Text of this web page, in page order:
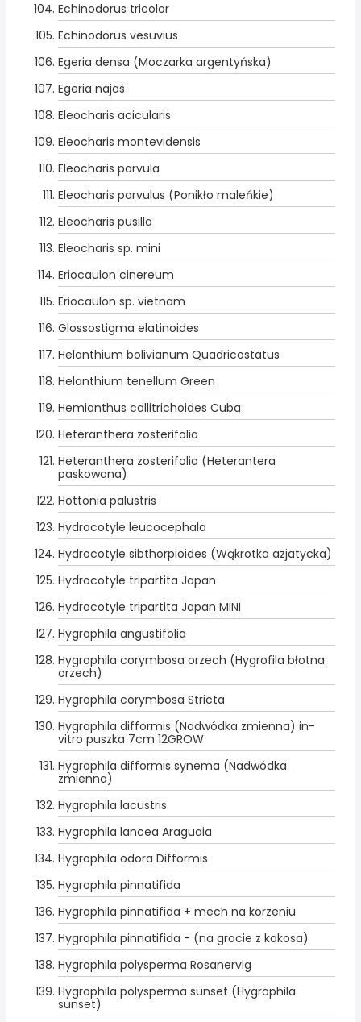
Echinodorus tricolor
Echinodorus vesuvius
Egeria densa (Moczarka argentyńska)
Egeria najas
Eleocharis acicularis
Eleocharis montevidensis
Eleocharis parvula
Eleocharis parvulus (Ponikło maleńkie)
Eleocharis pusilla
Eleocharis sp. mini
Eriocaulon cinereum
Eriocaulon sp. vietnam
Glossostigma elatinoides
Helanthium bolivianum Quadricostatus
Helanthium tenellum Green
Hemianthus callitrichoides Cuba
Heteranthera zosterifolia
Heteranthera zosterifolia (Heterantera
paskowana)
Hottonia palustris
Hydrocotyle leucocephala
Hydrocotyle sibthorpioides (Wąkrotka azjatycka)
Hydrocotyle tripartita Japan
Hydrocotyle tripartita Japan MINI
Hygrophila angustifolia
Hygrophila corymbosa orzech (Hygrofila błotna
orzech)
Hygrophila corymbosa Stricta
Hygrophila difformis (Nadwódka zmienna) in-
vitro puszka 7cm 12GROW
Hygrophila difformis synema (Nadwódka
zmienna)
Hygrophila lacustris
Hygrophila lancea Araguaia
Hygrophila odora Difformis
Hygrophila pinnatifida
Hygrophila pinnatifida + mech na korzeniu
Hygrophila pinnatifida - (na grocie z kokosa)
Hygrophila polysperma Rosanervig
Hygrophila polysperma sunset (Hygrophila
sunset)